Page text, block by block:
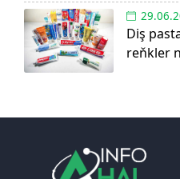
Diş
reňkler